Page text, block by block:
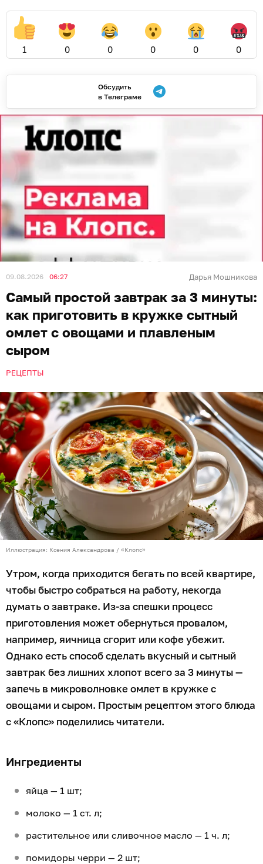
1 0 0 0 0 0
Обсудить
в Телеграме
09.08.2026 06:27 Дарья Мошникова
Самый простой завтрак за 3 минуты:
как приготовить в кружке сытный
омлет с овощами и плавленым
сыром
РЕЦЕПТЫ
Иллюстрация: Ксения Александрова / «Клопс»
Утром, когда приходится бегать по всей квартире,
чтобы быстро собраться на работу, некогда
думать о завтраке. Из-за спешки процесс
приготовления может обернуться провалом,
например, яичница сгорит или кофе убежит.
Однако есть способ сделать вкусный и сытный
завтрак без лишних хлопот всего за 3 минуты —
запечь в микроволновке омлет в кружке с
овощами и сыром. Простым рецептом этого блюда
с «Клопс» поделились читатели.
Ингредиенты
яйца — 1 шт;
молоко — 1 ст. л;
растительное или сливочное масло — 1 ч. л;
помидоры черри — 2 шт;